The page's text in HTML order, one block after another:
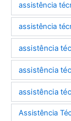
assistência
assistência
assistência
assistência
assistência
Assistência